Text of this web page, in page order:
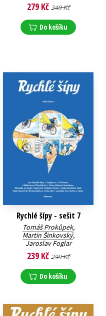
279 Kč 349 Kč
Do košíku
Rychlé šípy - sešit 7
Tomáš Prokůpek,
Martin Šinkovský,
Jaroslav Foglar
239 Kč 299 Kč
Do košíku